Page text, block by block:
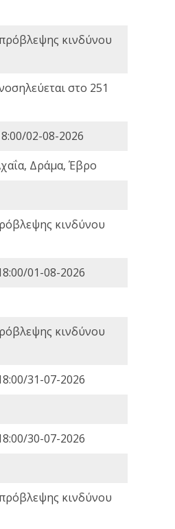
κινδύνου
στο 251
02-08-2026
Δράμα, Έβρο
κινδύνου
01-08-2026
κινδύνου
31-07-2026
30-07-2026
κινδύνου